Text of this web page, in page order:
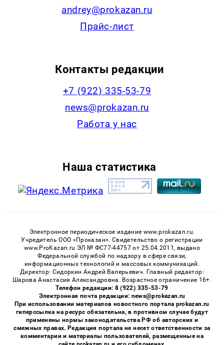
andrey@prokazan.ru
Прайс-лист
Контакты редакции
+7 (922) 335-53-79
news@prokazan.ru
Работа у нас
Наша статистика
Электронное периодическое издание www.prokazan.ru.
Учредитель ООО «Проказан». Cвидетельство о регистрации
www.ProKazan.ru ЭЛ № ФС77-44757 от 25.04.2011, выдано
Федеральной службой по надзору в сфере связи,
информационных технологий и массовых коммуникаций.
Директор: Сидоркин Андрей Валерьевич. Главный редактор:
Шарова Анастасия Александровна. Возрастное ограничение 16+.
Телефон редакции: 8 (922) 335-53-79
Электронная почта редакции: news@prokazan.ru
При использовании материалов новостного портала prokazan.ru
гиперссылка на ресурс обязательна, в противном случае будут
применены нормы законодательства РФ об авторских и
смежных правах. Редакция портала не несет ответственности за
комментарии и материалы пользователей, размещенные на